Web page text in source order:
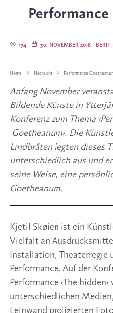
BERIT
30. NOVEMBER 2018
174
Home Nachricht Performance
Anfang November
Bildende Künste in
Konferenz zum Thema
Goetheanum›. Die
Lindbråten legten dieses
unterschiedlich aus und
seine Weise, eine
Goetheanum.
Kjetil Skøien ist ein
Vielfalt an
Installation, Theaterregie
Performance. Auf der
Performance ‹The
unterschiedlichen
Leinwand projizierten